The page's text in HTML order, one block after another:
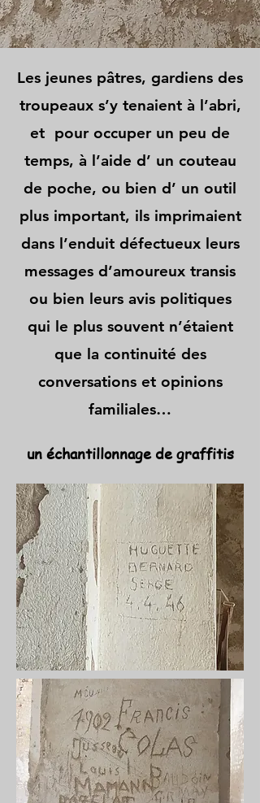
Les jeunes pâtres, gardiens des
troupeaux s’y tenaient à l’abri,
et pour occuper un peu de
temps, à l’aide d’ un couteau
de poche, ou bien d’ un outil
plus important, ils imprimaient
dans l’enduit défectueux leurs
messages d’amoureux transis
ou bien leurs avis politiques
qui le plus souvent n’étaient
que la continuité des
conversations et opinions
familiales…
un échantillonnage de graffitis